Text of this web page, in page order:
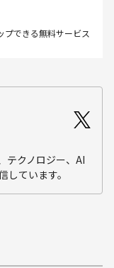
プできる無料サービス
テクノロジー、AI
ています。